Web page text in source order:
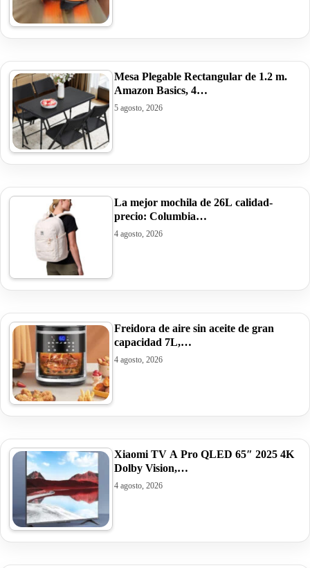
Mesa Plegable Rectangular de 1.2 m.
Amazon Basics, 4…
5 agosto, 2026
La mejor mochila de 26L calidad-
precio: Columbia…
4 agosto, 2026
Freidora de aire sin aceite de gran
capacidad 7L,…
4 agosto, 2026
Xiaomi TV A Pro QLED 65″ 2025 4K
Dolby Vision,…
4 agosto, 2026